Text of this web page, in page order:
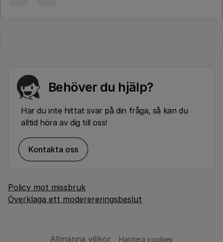
Behöver du hjälp?
Har du inte hittat svar på din fråga, så kan du
alltid höra av dig till oss!
Kontakta oss
Policy mot missbruk
Överklaga ett moderereringsbeslut
Allmänna villkor Hantera cookies